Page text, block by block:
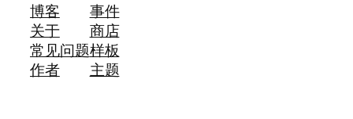
博客
关于
常见问题
作者
事件
商店
样板
主题